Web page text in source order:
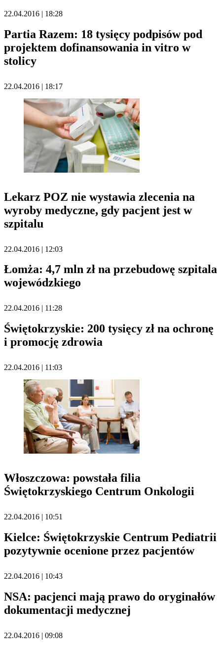
22.04.2016 | 18:28
Partia Razem: 18 tysięcy podpisów pod
projektem dofinansowania in vitro w
stolicy
22.04.2016 | 18:17
Lekarz POZ nie wystawia zlecenia na
wyroby medyczne, gdy pacjent jest w
szpitalu
22.04.2016 | 12:03
Łomża: 4,7 mln zł na przebudowę szpitala
wojewódzkiego
22.04.2016 | 11:28
Świętokrzyskie: 200 tysięcy zł na ochronę
i promocję zdrowia
22.04.2016 | 11:03
Włoszczowa: powstała filia
Świętokrzyskiego Centrum Onkologii
22.04.2016 | 10:51
Kielce: Świętokrzyskie Centrum Pediatrii
pozytywnie ocenione przez pacjentów
22.04.2016 | 10:43
NSA: pacjenci mają prawo do oryginałów
dokumentacji medycznej
22.04.2016 | 09:08